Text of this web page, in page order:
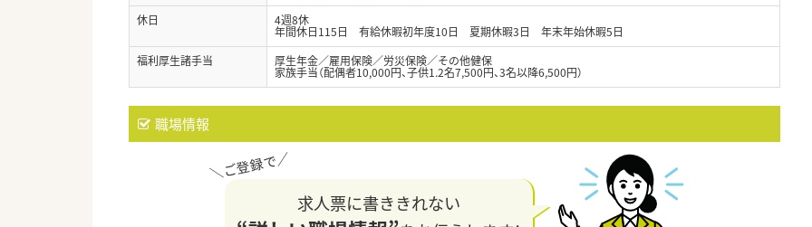
休日
4週8休
年間休日115日 有給休暇初年度10日 夏期休暇3日 年末年始休暇5日
福利厚生諸手当
厚生年金／雇用保険／労災保険／その他健保
家族手当（配偶者10,000円、子供1.2名7,500円、3名以降6,500円）
職場情報
求人票に書ききれない